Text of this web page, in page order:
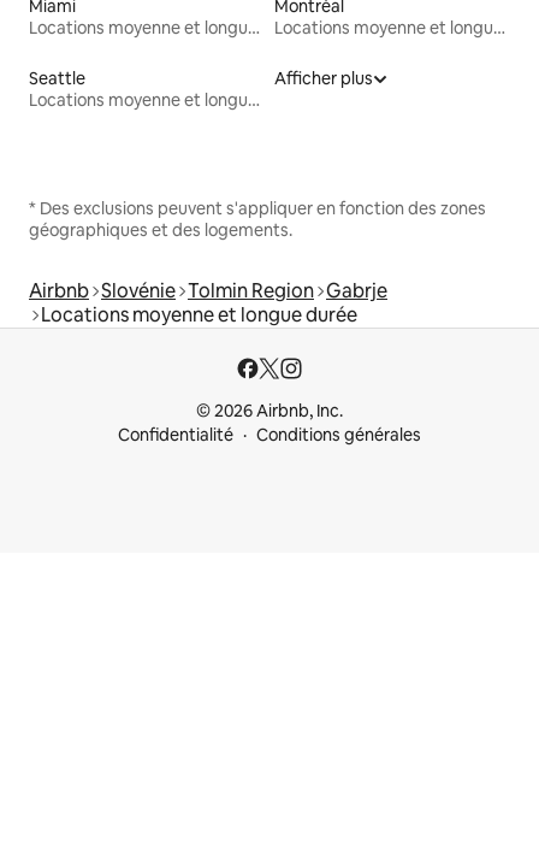
Miami
Locations moyenne et longue durée
Montréal
Locations moyenne et longue durée
Seattle
Locations moyenne et longue durée
Afficher plus
* Des exclusions peuvent s'appliquer en fonction des zones
géographiques et des logements.
Airbnb Slovénie Tolmin Region Gabrje
Locations moyenne et longue durée
© 2026 Airbnb, Inc.
Confidentialité
Conditions générales